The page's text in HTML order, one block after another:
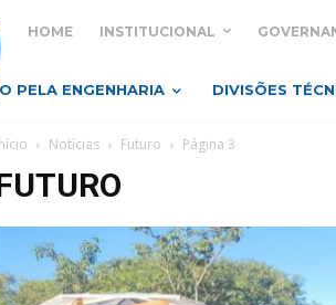
HOME INSTITUCIONAL
PELA ENGENHARIA DIVISÕES
Notícias Futuro Página 3